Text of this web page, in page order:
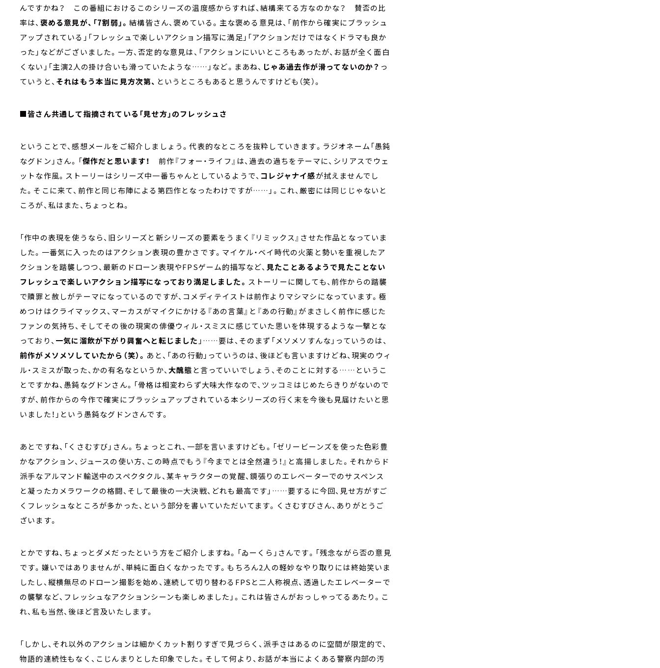
んですかね？ この番組におけるこのシリーズの温度感からすれば、結構来てる方なのかな？ 賛否の比
率は、 褒める意見が、「7割弱」。結構皆さん、褒めている。主な褒める意見は、「前作から確実にブラッシュ
アップされている」「フレッシュで楽しいアクション描写に満足」「アクションだけではなくドラマも良か
った」などがございました。一方、否定的な意見は、「アクションにいいところもあったが、お話が全く面白
くない」「主演2人の掛け合いも滑っていたような……」など。まあね、 じゃあ過去作が滑ってないのか？ っ
ていうと、 それはもう本当に見方次第、 というところもあると思うんですけども（笑）。
■皆さん共通して指摘されている「見せ方」のフレッシュさ
ということで、感想メールをご紹介しましょう。代表的なところを抜粋していきます。ラジオネーム「愚鈍
なグドン」さん。「傑作だと思います！
前作『フォー・ライフ』は、過去の過ちをテーマに、シリアスでウェ
ットな作風。ストーリーはシリーズ中一番ちゃんとしているようで、 コレジャナイ感が拭えませんでし
た。そこに来て、前作と同じ布陣による第四作となったわけですが……」。これ、厳密には同じじゃないと
ころが、私はまた、ちょっとね。
「作中の表現を使うなら、旧シリーズと新シリーズの要素をうまく『リミックス』させた作品となっていま
した。一番気に入ったのはアクション表現の豊かさです。マイケル・ベイ時代の火薬と勢いを重視したア
クションを踏襲しつつ、最新のドローン表現やFPSゲーム的描写など、 見たことあるようで見たことない
フレッシュで楽しいアクション描写になっており満足しました。 ストーリーに関しても、前作からの踏襲
で贖罪と赦しがテーマになっているのですが、コメディテイストは前作よりマシマシになっています。極
めつけはクライマックス、マーカスがマイクにかける『あの言葉』と『あの行動』がまさしく前作に感じた
ファンの気持ち、そしてその後の現実の俳優ウィル・スミスに感じていた思いを体現するような一撃とな
っており、 一気に溜飲が下がり興奮へと転じました 」……要は、そのまず「メソメソすんな」っていうのは、
前作がメソメソしていたから（笑）。 あと、「あの行動」っていうのは、後ほども言いますけどね、現実のウィ
ル・スミスが取った、かの有名なというか、大醜態 と言っていいでしょう、そのことに対する……というこ
とですかね、愚鈍なグドンさん。「骨格は相変わらず大味大作なので、ツッコミはじめたらきりがないので
すが、前作からの今作で確実にブラッシュアップされている本シリーズの行く末を今後も見届けたいと思
いました！」という愚鈍なグドンさんです。
あとですね、「くさむすび」さん。ちょっとこれ、一部を言いますけども。「ゼリービーンズを使った色彩豊
かなアクション、ジュースの使い方、この時点でもう『今までとは全然違う！』と高揚しました。それからド
派手なアルマンド輸送中のスペクタクル、某キャラクターの覚醒、鏡張りのエレベーターでのサスペンス
と凝ったカメラワークの格闘、そして最後の一大決戦、どれも最高です」……要するに今回、見せ方がすご
くフレッシュなところが多かった、という部分を書いていただいてます。くさむすびさん、ありがとうご
ざいます。
とかですね、ちょっとダメだったという方をご紹介しますね。「ゐーくら」さんです。「残念ながら否の意見
です。嫌いではありませんが、単純に面白くなかったです。もちろん2人の軽妙なやり取りには終始笑いま
したし、縦横無尽のドローン撮影を始め、連続して切り替わるFPSと二人称視点、透過したエレベーターで
の襲撃など、フレッシュなアクションシーンも楽しめました」。これは皆さんがおっしゃってるあたり。こ
れ、私も当然、後ほど言及いたします。
「しかし、それ以外のアクションは細かくカット割りすぎで見づらく、派手さはあるのに空間が限定的で、
物語的連続性もなく、こじんまりとした印象でした。そして何より、お話が本当によくある警察内部の汚